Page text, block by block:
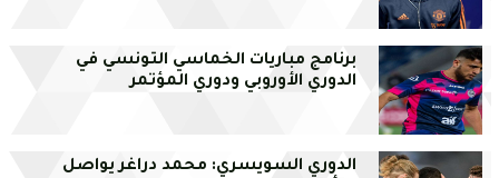
برنامج مباريات الخماسي التونسي في
الدوري الأوروبي ودوري المؤتمر
الدوري السويسري: محمد دراغر يواصل